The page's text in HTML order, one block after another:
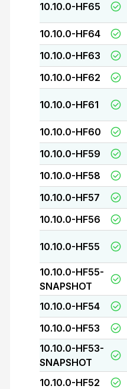
10.10.0-HF65
10.10.0-HF64
10.10.0-HF63
10.10.0-HF62
10.10.0-HF61
10.10.0-HF60
10.10.0-HF59
10.10.0-HF58
10.10.0-HF57
10.10.0-HF56
10.10.0-HF55
10.10.0-HF55-
SNAPSHOT
10.10.0-HF54
10.10.0-HF53
10.10.0-HF53-
SNAPSHOT
10.10.0-HF52